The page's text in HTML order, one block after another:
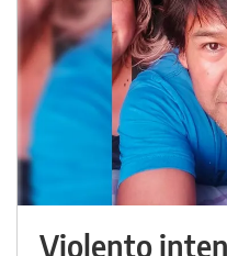
Violento